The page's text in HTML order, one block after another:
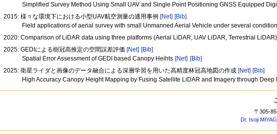
Simplified Survey Method Using Small UAV and Single Point Positioning GNSS Equipped
2015: 様々な環境下における小型UAV航空測量の適用事例 [Net] [Bib]
Field applications of aerial survey with small Unmanned Aerial Vehicle under several
2020: Comparison of LiDAR data using three platforms (Aerial LiDAR, UAV LiDAR, Terrestrial
2025: GEDIによる樹冠高推定の空間誤差評価 [Net] [Bib]
Spatial Error Assessment of GEDI based Canopy Heihts [Net] [Bib]
2025: 衛星ライダと画像のデータ融合による深層学習を用いた高精度林冠高地図の作成 [Net] [Bib]
High Accuracy Canopy Height Mapping by Fusing Satellite LiDAR and Imagery through Deep
〒305-
Dr. Isoji MIYAGI